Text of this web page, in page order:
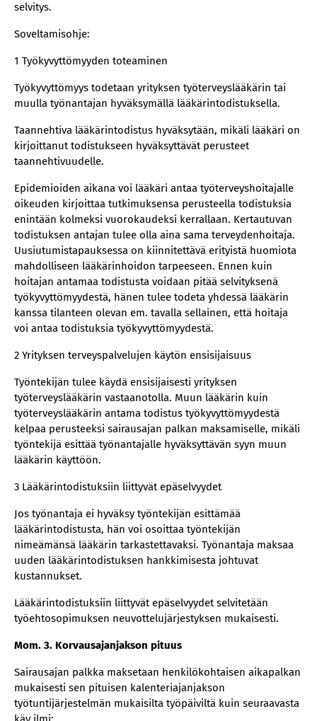
selvitys.
Soveltamisohje:
1 Työkyvyttömyyden toteaminen
Työkyvyttömyys todetaan yrityksen työterveyslääkärin tai
muulla työnantajan hyväksymällä lääkärintodistuksella.
Taannehtiva lääkärintodistus hyväksytään, mikäli lääkäri on
kirjoittanut todistukseen hyväksyttävät perusteet
taannehtivuudelle.
Epidemioiden aikana voi lääkäri antaa työterveyshoitajalle
oikeuden kirjoittaa tutkimuksensa perusteella todistuksia
enintään kolmeksi vuorokaudeksi kerrallaan. Kertautuvan
todistuksen antajan tulee olla aina sama terveydenhoitaja.
Uusiutumistapauksessa on kiinnitettävä erityistä huomiota
mahdolliseen lääkärinhoidon tarpeeseen. Ennen kuin
hoitajan antamaa todistusta voidaan pitää selvityksenä
työkyvyttömyydestä, hänen tulee todeta yhdessä lääkärin
kanssa tilanteen olevan em. tavalla sellainen, että hoitaja
voi antaa todistuksia työkyvyttömyydestä.
2 Yrityksen terveyspalvelujen käytön ensisijaisuus
Työntekijän tulee käydä ensisijaisesti yrityksen
työterveyslääkärin vastaanotolla. Muun lääkärin kuin
työterveyslääkärin antama todistus työkyvyttömyydestä
kelpaa perusteeksi sairausajan palkan maksamiselle, mikäli
työntekijä esittää työnantajalle hyväksyttävän syyn muun
lääkärin käyttöön.
3 Lääkärintodistuksiin liittyvät epäselvyydet
Jos työnantaja ei hyväksy työntekijän esittämää
lääkärintodistusta, hän voi osoittaa työntekijän
nimeämänsä lääkärin tarkastettavaksi. Työnantaja maksaa
uuden lääkärintodistuksen hankkimisesta johtuvat
kustannukset.
Lääkärintodistuksiin liittyvät epäselvyydet selvitetään
työehtosopimuksen neuvottelujärjestyksen mukaisesti.
Mom. 3. Korvausajanjakson pituus
Sairausajan palkka maksetaan henkilökohtaisen aikapalkan
mukaisesti sen pituisen kalenteriajanjakson
työtuntijärjestelmän mukaisilta työpäiviltä kuin seuraavasta